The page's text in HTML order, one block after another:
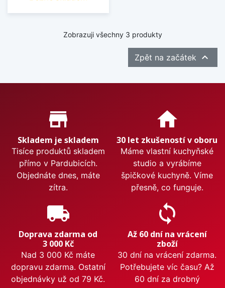
Zobrazuji všechny 3 produkty
Zpět na začátek 
Proč nakupovat u nás?
store_mall_directory
Skladem je skladem
Tisíce produktů skladem
přímo v Pardubicích.
Objednáte dnes, máte
zítra.
home
30 let zkušeností v oboru
Máme vlastní kuchyňské
studio a vyrábíme
špičkové kuchyně. Víme
přesně, co funguje.
local_shipping
Doprava zdarma od
3 000 Kč
Nad 3 000 Kč máte
dopravu zdarma. Ostatní
objednávky už od 79 Kč.
sync
Až 60 dní na vrácení
zboží
30 dní na vrácení zdarma.
Potřebujete víc času? Až
60 dní za drobný